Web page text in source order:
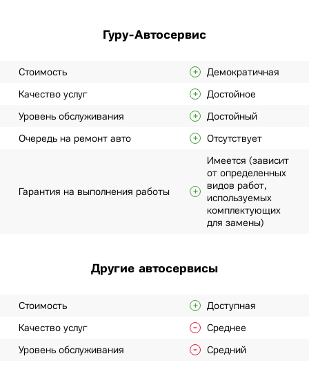
Гуру-Автосервис
Стоимость
Демократичная
Качество услуг
Достойное
Уровень обслуживания
Достойный
Очередь на ремонт авто
Отсутствует
Гарантия на выполнения работы
Имеется (зависит
от определенных
видов работ,
используемых
комплектующих
для замены)
Другие автосервисы
Стоимость
Доступная
Качество услуг
Среднее
Уровень обслуживания
Средний